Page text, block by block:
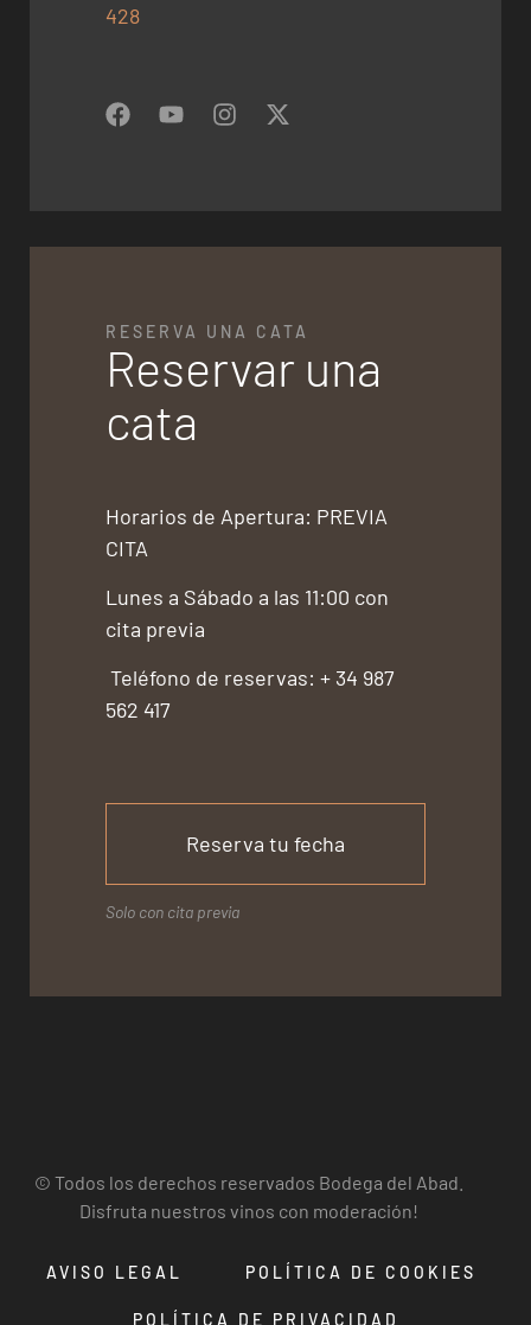
428
RESERVA UNA CATA
Reservar una
cata
Horarios de Apertura: PREVIA
CITA
Lunes a Sábado a las 11:00 con
cita previa
Teléfono de reservas: + 34 987
562 417
Reserva tu fecha
Solo con cita previa
© Todos los derechos reservados Bodega del Abad.
Disfruta nuestros vinos con moderación!
AVISO LEGAL POLÍTICA DE COOKIES
POLÍTICA DE PRIVACIDAD